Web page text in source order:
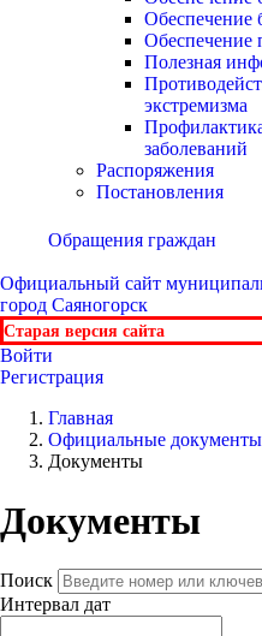
Обеспечение
Обеспечение
Полезная
экстремизма
заболеваний
Распоряжения
Постановления
Обращения граждан
Официальный сайт
город Саяногорск
Старая версия сайта
Войти
Регистрация
Главная
Официальные документы
Документы
Документы
Поиск
Интервал дат